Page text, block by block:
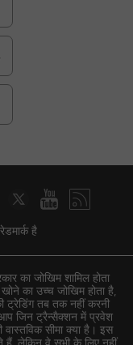
है
का जोखिम शामिल होता
का उच्च जोखिम होता है,
ट्रेडिंग तब तक नहीं करनी
जिन ट्रैन्सैक्शन में प्रवेश
सीमा क्या है। इस